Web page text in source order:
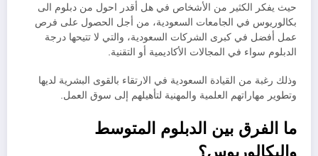
حيث يفكر الكثير من الأشخاص في هل أقدر احول من دبلوم الى
بكالوريوس في الجامعات السعودية، من أجل الحصول على فرص
عمل أفضل في كبرى الشركات السعودية، والتي لا تتيحها درجة
الدبلوم سواء في المجالات الأكاديمية أو التقنية.
وذلك رغبة من القيادة السعودية في الارتقاء بالقوى البشرية لديها
وتطوير مهاراتهم العلمية والمهنية لتأهيلهم إلى سوق العمل.
ما الفرق بين الدبلوم المتوسط
والبكالوريوس؟